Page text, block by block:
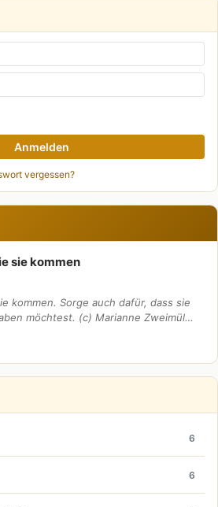
Anmelden
vergessen?
sie kommen
kommen. Sorge auch dafür, dass sie
möchtest. (c) Marianne Zweimül…
6
6